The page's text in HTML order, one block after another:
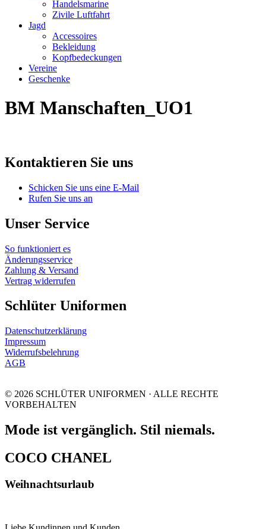
Handelsmarine
Zivile Luftfahrt
Jagd
Accessoires
Bekleidung
Kopfbedeckungen
Vereine
Geschenke
BM Manschaften_UO1
Kontaktieren Sie uns
Schicken Sie uns eine E-Mail
Rufen Sie uns an
Unser Service
So funktioniert es
Änderungsservice
Zahlung & Versand
Vertrag widerrufen
Schlüter Uniformen
Datenschutzerklärung
Impressum
Widerrufsbelehrung
AGB
© 2026 SCHLÜTER UNIFORMEN · ALLE RECHTE
VORBEHALTEN
Mode ist vergänglich. Stil niemals.
COCO CHANEL
Weihnachtsurlaub